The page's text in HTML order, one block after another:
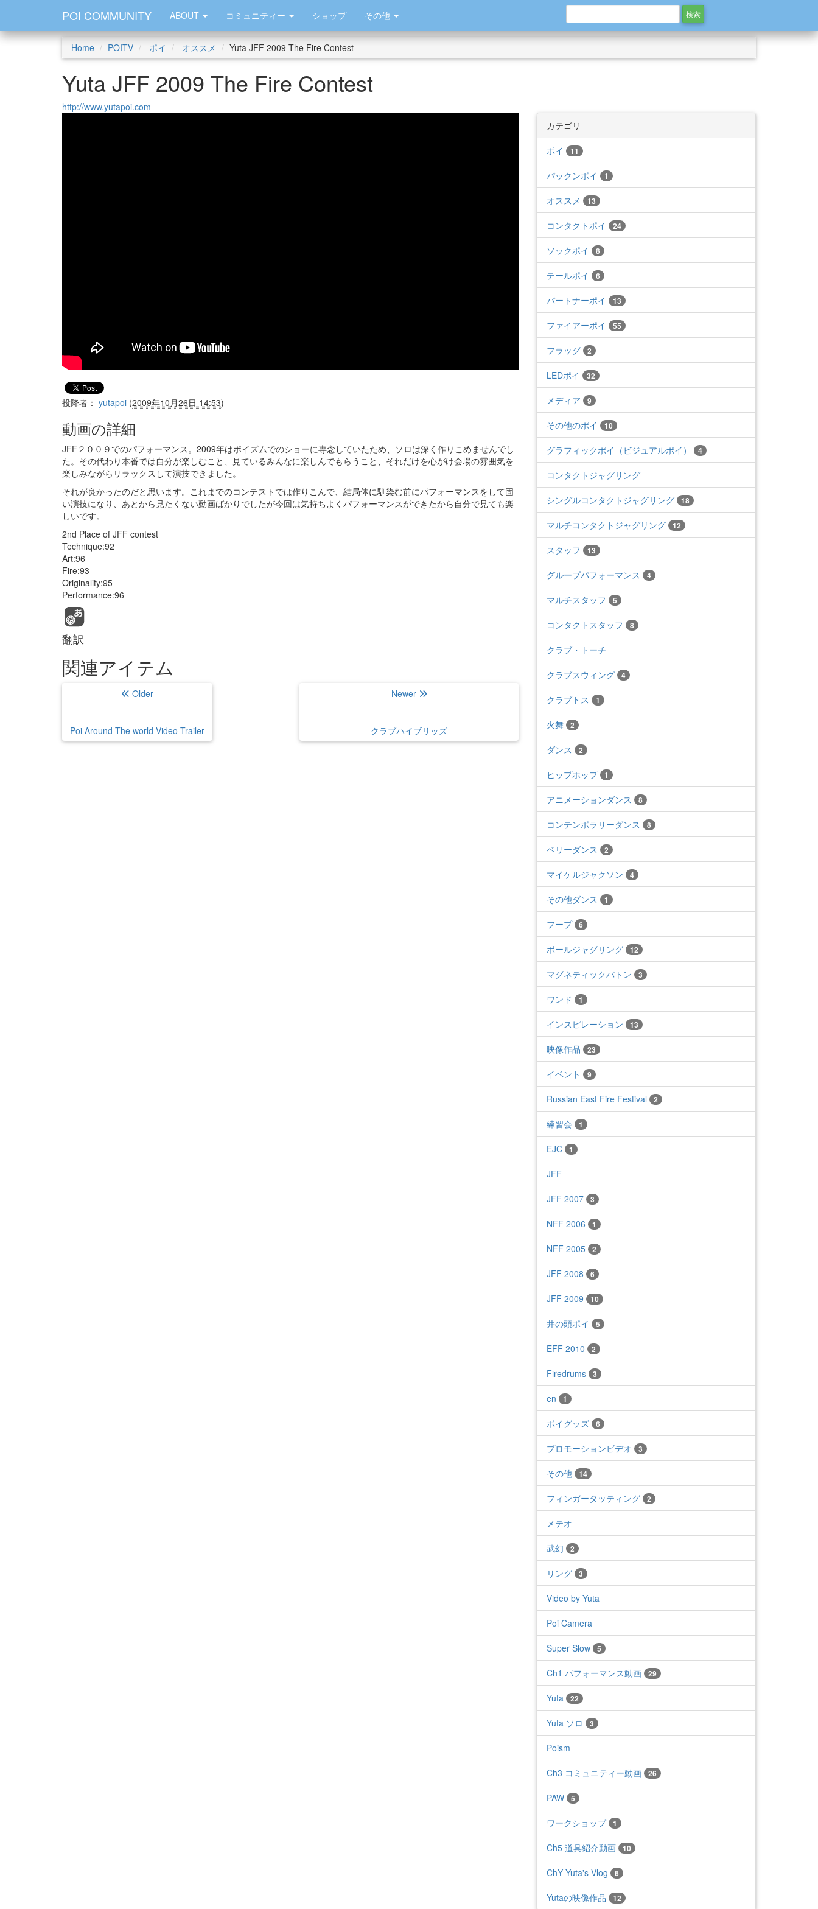
POI COMMUNITY ABOUT コミュニティー ショップ その他
Home POITV ポイ オススメ Yuta JFF 2009 The Fire Contest
Yuta JFF 2009 The Fire Contest
http://www.yutapoi.com
投降者： yutapoi (2009年10月26日 14:53)
動画の詳細
JFF２００９でのパフォーマンス。2009年はポイズムでのショーに専念していたため、ソロは深く作りこめませんでし
た。その代わり本番では自分が楽しむこと、見ているみんなに楽しんでもらうこと、それだけを心がけ会場の雰囲気を
楽しみながらリラックスして演技できました。
それが良かったのだと思います。これまでのコンテストでは作りこんで、結局体に馴染む前にパフォーマンスをして固
い演技になり、あとから見たくない動画ばかりでしたが今回は気持ちよくパフォーマンスができたから自分で見ても楽
しいです。
2nd Place of JFF contest
Technique:92
Art:96
Fire:93
Originality:95
Performance:96
翻訳
関連アイテム
Older
Poi Around The world Video Trailer
Newer
クラブハイブリッズ
カテゴリ
ポイ 11
パックンポイ 1
オススメ 13
コンタクトポイ 24
ソックポイ 8
テールポイ 6
パートナーポイ 13
ファイアーポイ 55
フラッグ 2
LEDポイ 32
メディア 9
その他のポイ 10
グラフィックポイ（ビジュアルポイ） 4
コンタクトジャグリング
シングルコンタクトジャグリング 18
マルチコンタクトジャグリング 12
スタッフ 13
グループパフォーマンス 4
マルチスタッフ 5
コンタクトスタッフ 8
クラブ・トーチ
クラブスウィング 4
クラブトス 1
火舞 2
ダンス 2
ヒップホップ 1
アニメーションダンス 8
コンテンポラリーダンス 8
ベリーダンス 2
マイケルジャクソン 4
その他ダンス 1
フープ 6
ボールジャグリング 12
マグネティックバトン 3
ワンド 1
インスピレーション 13
映像作品 23
イベント 9
Russian East Fire Festival 2
練習会 1
EJC 1
JFF
JFF 2007 3
NFF 2006 1
NFF 2005 2
JFF 2008 6
JFF 2009 10
井の頭ポイ 5
EFF 2010 2
Firedrums 3
en 1
ポイグッズ 6
プロモーションビデオ 3
その他 14
フィンガータッティング 2
メテオ
武幻 2
リング 3
Video by Yuta
Poi Camera
Super Slow 5
Ch1 パフォーマンス動画 29
Yuta 22
Yuta ソロ 3
Poism
Ch3 コミュニティー動画 26
PAW 5
ワークショップ 1
Ch5 道具紹介動画 10
ChY Yuta's Vlog 6
Yutaの映像作品 12